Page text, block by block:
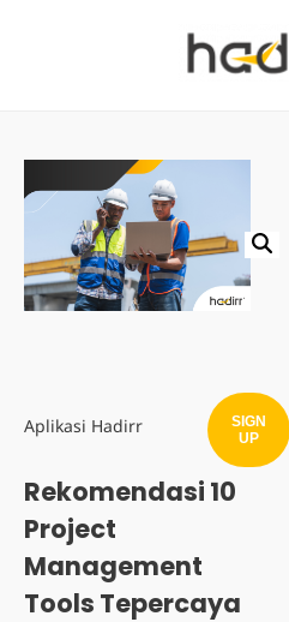
Aplikasi Hadirr
Rekomendasi 10
Project
Management
Tools Tepercaya
SIGN
UP